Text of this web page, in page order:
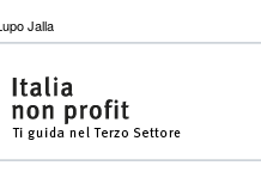
Jalla